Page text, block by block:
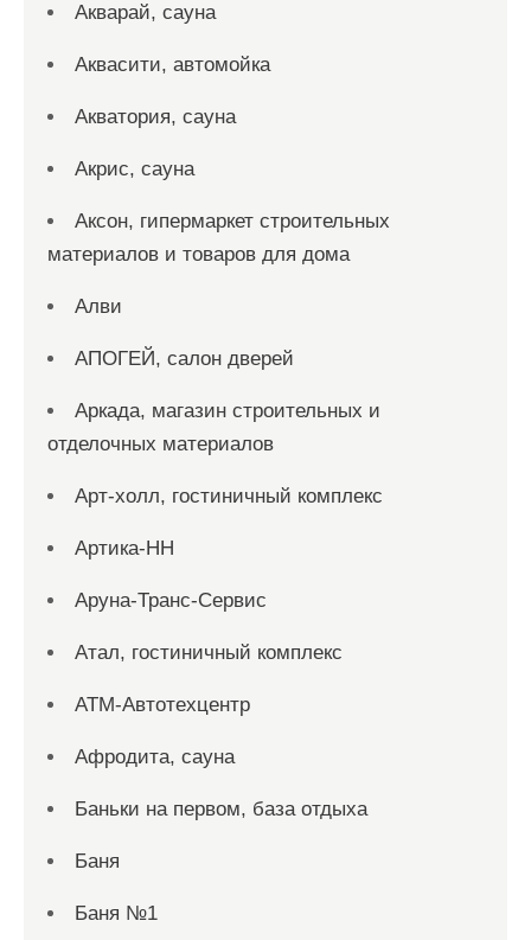
Акварай, сауна
Аквасити, автомойка
Акватория, сауна
Акрис, сауна
Аксон, гипермаркет строительных
материалов и товаров для дома
Алви
АПОГЕЙ, салон дверей
Аркада, магазин строительных и
отделочных материалов
Арт-холл, гостиничный комплекс
Артика-НН
Аруна-Транс-Сервис
Атал, гостиничный комплекс
АТМ-Автотехцентр
Афродита, сауна
Баньки на первом, база отдыха
Баня
Баня №1